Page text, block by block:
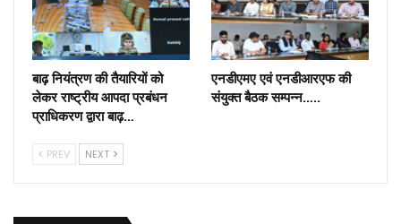
बाढ़ नियंत्रण की तैयारियों को
लेकर राष्ट्रीय आपदा प्रबंधन
प्राधिकरण द्वारा बाढ़…
एनडीएमए एवं एनडीआरएफ की
संयुक्त बैठक सम्पन्न…..
PREV NEXT